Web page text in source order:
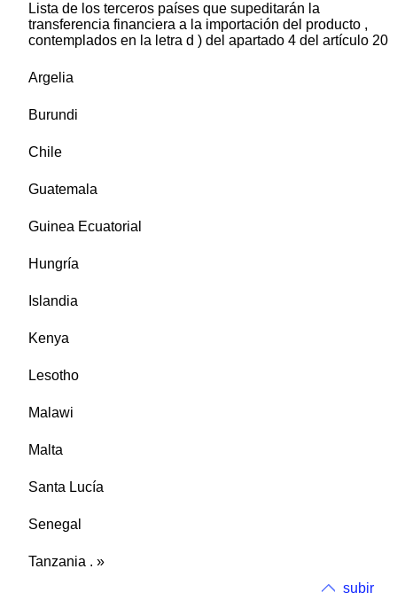
Lista de los terceros países que supeditarán la
transferencia financiera a la importación del producto ,
contemplados en la letra d ) del apartado 4 del artículo 20
Argelia
Burundi
Chile
Guatemala
Guinea Ecuatorial
Hungría
Islandia
Kenya
Lesotho
Malawi
Malta
Santa Lucía
Senegal
Tanzania . »
subir